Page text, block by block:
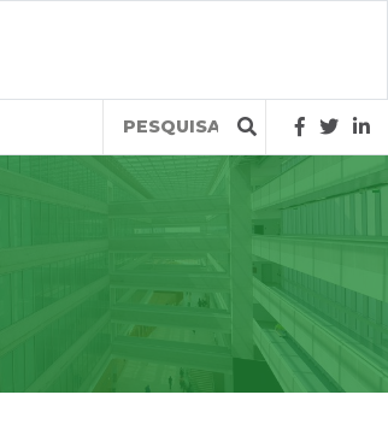
Query